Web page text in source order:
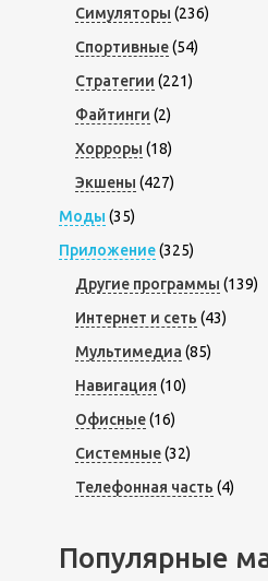
Симуляторы (236)
Спортивные(54)
Стратегии (221)
Файтинги (2)
Хорроры (18)
Экшены (427)
Моды (35)
Приложение(325)
Другие программы (139)
Интернет и сеть (43)
Мультимедиа (85)
Навигация (10)
Офисные(16)
Системные(32)
Телефонная часть (4)
Популярные